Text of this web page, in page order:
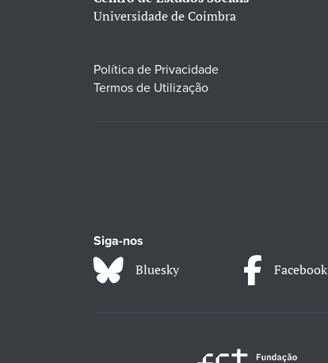
Universidade de Coimbra
Política de Privacidade
Termos de Utilização
Siga-nos
Bluesky Facebook